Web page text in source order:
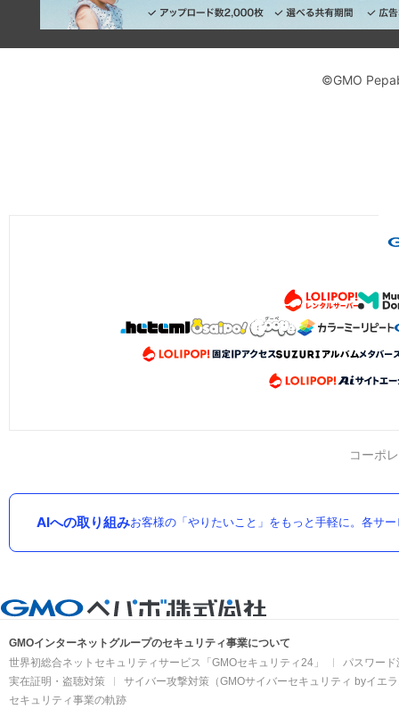
©GMO
コーポ
AIへの取り組みお客様の「やりたいこと」をもっと手軽に。各サ
GMOインターネットグループのセキュリティ事業について
世界初総合ネットセキュリティサービス「GMOセキュリティ24」
パスワー
実在証明・盗聴対策
サイバー攻撃対策（GMOサイバーセキュリティ byイエ
セキュリティ事業の軌跡